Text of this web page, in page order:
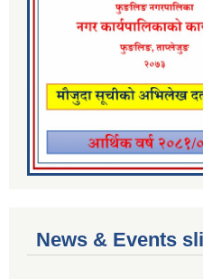
News & Events